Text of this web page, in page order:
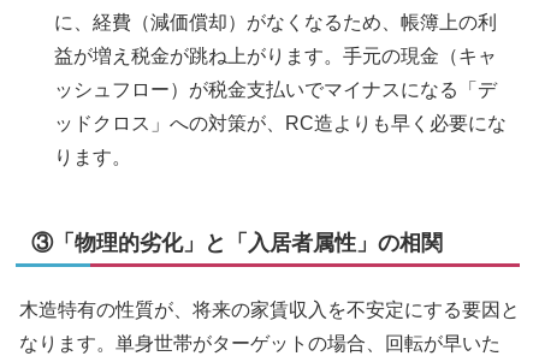
に、経費（減価償却）がなくなるため、帳簿上の利
益が増え税金が跳ね上がります。手元の現金（キャ
ッシュフロー）が税金支払いでマイナスになる「デ
ッドクロス」への対策が、RC造よりも早く必要にな
ります。
③「物理的劣化」と「入居者属性」の相関
木造特有の性質が、将来の家賃収入を不安定にする要因と
なります。単身世帯がターゲットの場合、回転が早いた